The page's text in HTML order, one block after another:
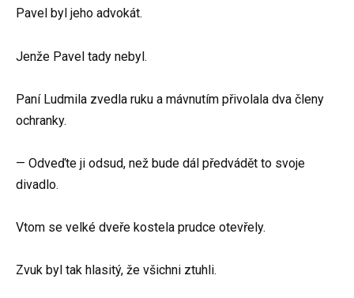
Pavel byl jeho advokát.
Jenže Pavel tady nebyl.
Paní Ludmila zvedla ruku a mávnutím přivolala dva členy
ochranky.
— Odveďte ji odsud, než bude dál předvádět to svoje
divadlo.
Vtom se velké dveře kostela prudce otevřely.
Zvuk byl tak hlasitý, že všichni ztuhli.